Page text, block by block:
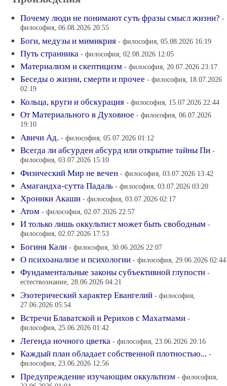
Почему люди не понимают суть фразы смысл жизни? -
философия, 06.08.2026 20:55
Боги, медузы и мимикрия - философия, 05.08.2026 16:19
Путь странника - философия, 02.08.2026 12:05
Материализм и скептицизм - философия, 20.07.2026 23:17
Беседы о жизни, смерти и прочее - философия, 18.07.2026
02:19
Кольца, круги и обскурация - философия, 15.07.2026 22:44
От Материального в Духовное - философия, 06.07.2026
19:10
Авичи Ад. - философия, 05.07.2026 01:12
Всегда ли абсурден абсурд или открытие тайны Пи -
философия, 03.07.2026 15:10
Физический Мир не вечен - философия, 03.07.2026 13:42
Амагандха-сутта Падаль - философия, 03.07.2026 03:20
Хроники Акаши - философия, 03.07.2026 02:17
Атом - философия, 02.07.2026 22:57
И только лишь оккультист может быть свободным -
философия, 02.07.2026 17:53
Богиня Кали - философия, 30.06.2026 22:07
О психоанализе и психологии - философия, 29.06.2026 02:44
Фундаментальные законы субъективной глупости -
естествознание, 28.06.2026 04:21
Эзотерический характер Евангелий - философия,
27.06.2026 05:54
Встречи Блаватской и Рерихов с Махатмами -
философия, 25.06.2026 01:42
Легенда ночного цветка - философия, 23.06.2026 20:16
Каждый план обладает собственной плотностью... -
философия, 23.06.2026 12:56
Предупреждение изучающим оккультизм - философия,